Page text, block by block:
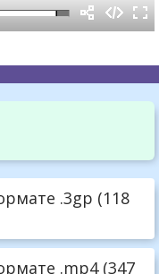
.3gp (118
.mp4 (347